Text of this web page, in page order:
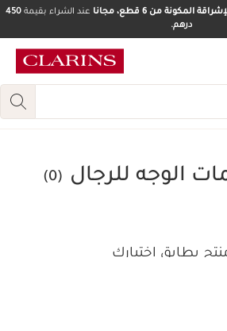
انتقل إلى أسفل الصفحة
المكونة من 6 قطع، مجانا عند الشراء بقيمة450
درهم.
الوجه للرجال (0)